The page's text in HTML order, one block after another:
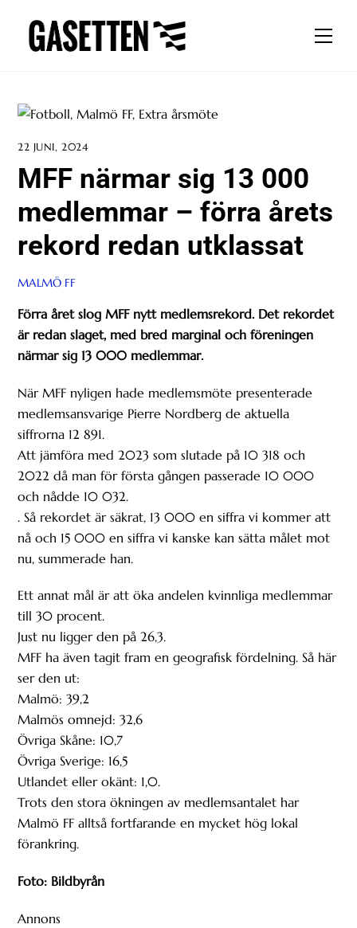
content
22 JUNI, 2024
MFF närmar sig 13 000
medlemmar – förra årets
rekord redan utklassat
MALMÖ FF
Förra året slog MFF nytt medlemsrekord. Det rekordet
är redan slaget, med bred marginal och föreningen
närmar sig 13 000 medlemmar.
När MFF nyligen hade medlemsmöte presenterade
medlemsansvarige Pierre Nordberg de aktuella
siffrorna 12 891.
Att jämföra med 2023 som slutade på 10 318 och
2022 då man för första gången passerade 10 000
och nådde 10 032.
. Så rekordet är säkrat, 13 000 en siffra vi kommer att
nå och 15 000 en siffra vi kanske kan sätta målet mot
nu, summerade han.
Ett annat mål är att öka andelen kvinnliga medlemmar
till 30 procent.
Just nu ligger den på 26,3.
MFF ha även tagit fram en geografisk fördelning. Så här
ser den ut:
Malmö: 39,2
Malmös omnejd: 32,6
Övriga Skåne: 10,7
Övriga Sverige: 16,5
Utlandet eller okänt: 1,0.
Trots den stora ökningen av medlemsantalet har
Malmö FF alltså fortfarande en mycket hög lokal
förankring.
Foto: Bildbyrån
Annons